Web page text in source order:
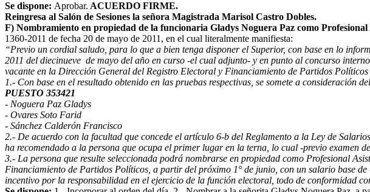
Se dispone: Aprobar. ACUERDO FIRME.
Reingresa al Salón de Sesiones la señora Magistrada Marisol Castro Dobles.
F) Nombramiento en propiedad de la funcionaria Gladys Noguera Paz como Profesional
1360-2011 de fecha 20 de mayo de 2011, en el cual literalmente manifiesta:
“Previo un cordial saludo, para lo que a bien tenga disponer el Superior, con base en lo
2011 del diecinueve de mayo del año en curso -el cual adjunto- y en punto al concurso
vacante en la Dirección General del Registro Electoral y Financiamiento de Partidos
1.- Con base en el resultado obtenido en las pruebas respectivas, se somete a consideración
PUESTO 353421
- Noguera Paz Gladys
- Ovares Soto Farid
- Sánchez Calderón Francisco
2.- De acuerdo con la facultad que concede el artículo 6-b del Reglamento a la Ley de
ha recomendado a la persona que ocupa el primer lugar en la terna, lo cual -previo examen
3.- La persona que resulte seleccionada podrá nombrarse en propiedad como Profesional
Financiamiento de Partidos Políticos, a partir del próximo 1° de junio, con un salario base
incentivo por la responsabilidad en el ejercicio de la función electoral, todo de conformidad